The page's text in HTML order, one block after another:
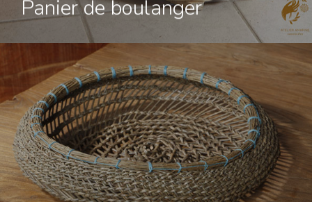
Panier de boulanger